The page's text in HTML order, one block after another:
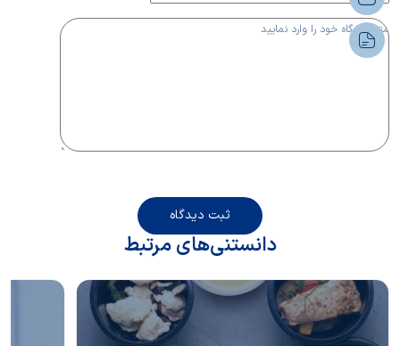
ثبت دیدگاه
دانستنی‌های مرتبط